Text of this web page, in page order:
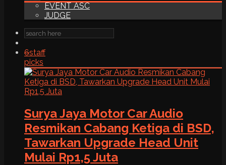
EVENT ASC
JUDGE
6staff
picks
Surya Jaya Motor Car Audio
Resmikan Cabang Ketiga di BSD,
Tawarkan Upgrade Head Unit
Mulai Rp1,5 Juta